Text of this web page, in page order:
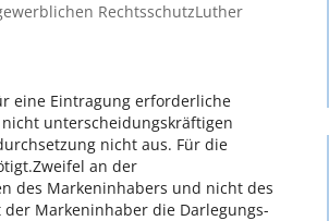
RechtsschutzLuther
eine Eintragung erforderliche
unterscheidungskräftigen
nicht aus. Für die
an der
des Markeninhabers und nicht des
Markeninhaber die Darlegungs-